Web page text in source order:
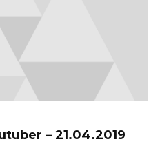
– 21.04.2019